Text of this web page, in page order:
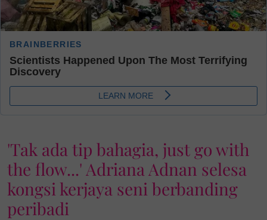
'Tak ada tip bahagia, just go with
the flow...' Adriana Adnan selesa
kongsi kerjaya seni berbanding
peribadi